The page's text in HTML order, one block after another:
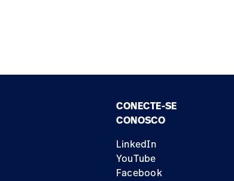
CONECTE-SE
CONOSCO
LinkedIn
YouTube
Facebook